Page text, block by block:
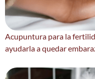
Acupuntura para la
ayudarla a quedar